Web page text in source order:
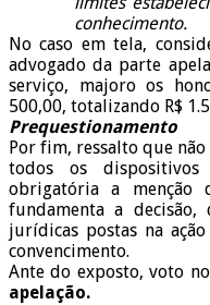
conhecimento.
No caso em tela,
advogado da parte
serviço, majoro os
500,00, totalizando R$
Prequestionamento
Por fim, ressalto que
todos os
obrigatória a menção
fundamenta a decisão,
jurídicas postas na
convencimento.
Ante do exposto, voto
apelação.